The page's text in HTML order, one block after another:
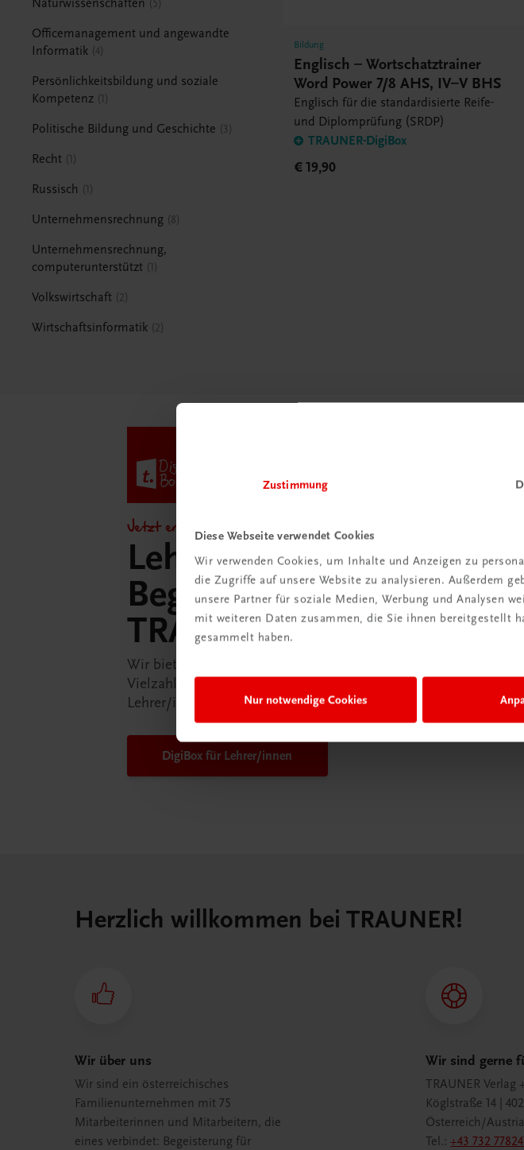
Zustimmung
Diese Webseite verwendet Cookies
Wir verwenden Cookies, um Inhalte und Anzeigen zu
die Zugriffe auf unsere Website zu analysieren. Außerdem
unsere Partner für soziale Medien, Werbung und Analysen
mit weiteren Daten zusammen, die Sie ihnen bereitgestellt
gesammelt haben.
Nur notwendige Cookies
Naturwissenschaften 5
Officemanagement und angewandte
Informatik 4
Persönlichkeitsbildung und soziale
Kompetenz 1
Politische Bildung und Geschichte 3
Recht 1
Russisch 1
Unternehmensrechnung 8
Unternehmensrechnung,
computerunterstützt 1
Volkswirtschaft 2
Wirtschaftsinformatik 2
Bildung
Englisch – Wortschatztrainer
Word Power 7/8 AHS, IV–V BHS
Englisch für die standardisierte Reife-
und Diplomprüfung (SRDP)
TRAUNER-DigiBox
€ 19,90
Jetzt entdecken!
Lehrer/innen-
Begleitpakete in der
TRAUNER-DigiBox
Wir bieten Ihnen in der TRAUNER-DigiBox eine
Vielzahl an Services an, die Ihr Leben als
Lehrer/in ein Stück einfacher machen.
DigiBox für Lehrer/innen
Herzlich willkommen bei TRAUNER!
Wir über uns
Wir sind ein österreichisches
Familienunternehmen mit 75
Mitarbeiterinnen und Mitarbeitern, die
eines verbindet: Begeisterung für
Wir sind gerne
TRAUNER Verlag
Köglstraße 14 |
Österreich/Austria
Tel.:+43 732